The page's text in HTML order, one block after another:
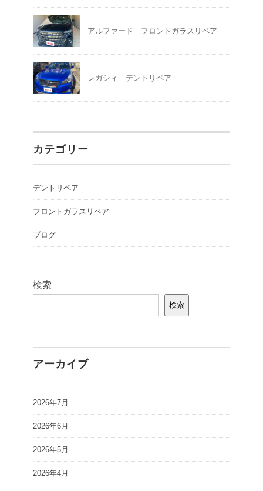
アルファード フロントガラスリペア
レガシィ デントリペア
カテゴリー
デントリペア
フロントガラスリペア
ブログ
検索
検索
アーカイブ
2026年7月
2026年6月
2026年5月
2026年4月